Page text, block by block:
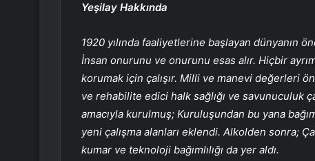
Yeşilay Hakkında
1920 yılında faaliyetlerine başlayan dünyanın
İnsan onurunu ve onurunu esas alır. Hiçbir
korumak için çalışır. Milli ve manevi değerleri
ve rehabilite edici halk sağlığı ve savunuculuk
amacıyla kurulmuş; Kuruluşundan bu yana
yeni çalışma alanları eklendi. Alkolden sonra;
kumar ve teknoloji bağımlılığı da yer aldı.